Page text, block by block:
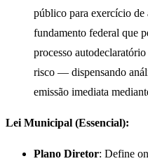
público para exercício de
fundamento federal que
processo
risco — dispensando
emissão imediata
Lei Municipal (Essencial):
Plano Diretor: Define